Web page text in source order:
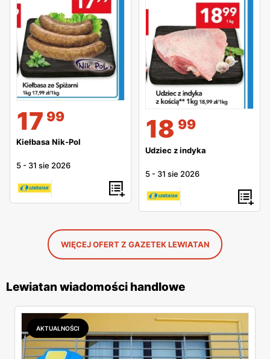
17 99
Kiełbasa Nik-Pol
5 - 31 sie 2026
18 99
Udziec z indyka
5 - 31 sie 2026
WIĘCEJ OFERT Z GAZETEK LEWIATAN
Lewiatan wiadomości handlowe
AKTUALNOŚCI